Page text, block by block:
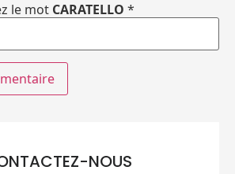
le mot CARATELLO *
NOUS